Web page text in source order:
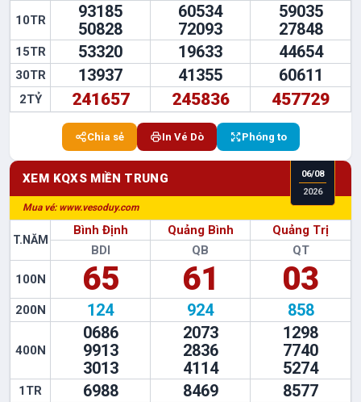
10TR
93185
50828
60534
72093
59035
27848
15TR 53320 19633 44654
30TR 13937 41355 60611
2TỶ 241657 245836 457729
Chia sẻ In Vé Dò Phóng to
XEM KQXS MIỀN TRUNG
Mua vé: www.vesoduy.com
06/08
2026
T.NĂM
Bình Định Quảng Bình
Quảng Trị
BDI
QB
QT
100N
65 61 03
200N 124 924 858
400N
0686
9913
3013
2073
2836
4114
1298
7740
5274
1TR 6988 8469 8577